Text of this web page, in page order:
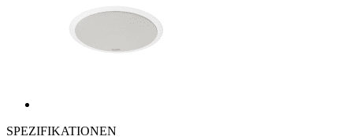
SPEZIFIKATIONEN